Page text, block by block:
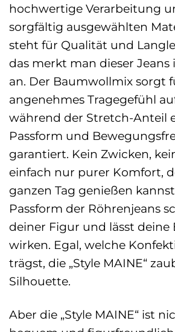
hochwertige Verarbeitung
sorgfältig ausgewählten
steht für Qualität und
das merkt man dieser
an. Der Baumwollmix sorgt
angenehmes Tragegefühl
während der Stretch-Anteil
Passform und
garantiert. Kein Zwicken,
einfach nur purer Komfort,
ganzen Tag genießen
Passform der Röhrenjeans
deiner Figur und lässt deine
wirken. Egal, welche
trägst, die „Style MAINE“
Silhouette.
Aber die „Style MAINE“ ist